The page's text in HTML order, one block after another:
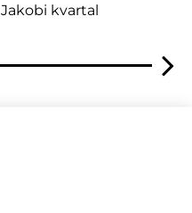
Jakobi kvartal